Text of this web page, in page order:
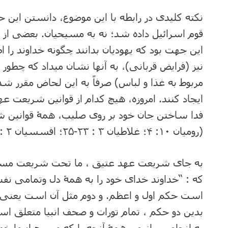
نکته کلیدی در رابطه با این موضوع، دانستن
قوم اسرائیل داده شد؛ نه به مسیحیان. بعضی از
این جهت بود که یهودیان بدانند چگونه خداوند
نیز (فرایض قربانی)، به آنها نشان می⁯داد که
مربوط به غذا و لباس) صرفاً به این لحاض مقرر شده
ایجاد کنند. امروزه، هیچ کدام از قوانین
فدا ساختن جان خود بر روی صلیب، همۀ قوانین
(رومیان ۱۰: ۴؛ غلاطیان ۳ : ۲۳-۲۵؛ افسسیان ۲ : ۱۵).
که : “خداوند خدای خود را به همۀ دل وتمامی
است حکم اول و اعظم. و دوم مثل آن است